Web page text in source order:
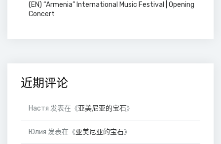
(EN) “Armenia” International Music Festival | Opening
Concert
近期评论
Настя 发表在《亚美尼亚的宝石》
Юлия 发表在《亚美尼亚的宝石》